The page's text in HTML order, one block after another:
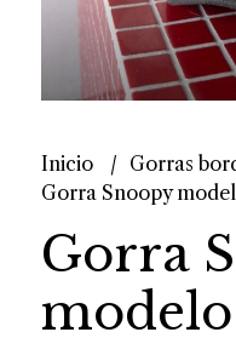
Inicio
Gorras
Gorra Snoopy
Gorra